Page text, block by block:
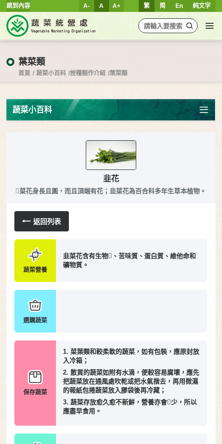
跳到內容 繁 简 En 純文字
A- A A+
葉菜類
首頁 蔬菜小百科 按種類作介紹 葉菜類
蔬菜小百科
韭花
菜花身長且圓，而且頂端有花；韭菜花為百合科多年生草本植物。
返回列表
蔬菜營養
韭菜花含有生物、苦味質、蛋白質、維他命和
礦物質。
選購蔬菜
保存蔬菜
1. 菜葉類和較柔軟的蔬菜，如有包裝，應原封放
入冷箱；
2. 散買的蔬菜如附有水滴，便較容易腐壞，應先
把蔬菜放在通風處吹乾或把水氣揩去，再用微濕
的報紙包捲蔬菜放入膠袋後再冷藏；
3. 蔬菜存放愈久愈不新鮮，營養亦會少，所以
應盡早食用。